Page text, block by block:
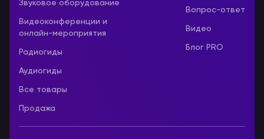
Звуковое оборудование
Видеоконференции и
онлайн-мероприятия
Радиогиды
Аудиогиды
Все товары
Продажа
Вопрос-ответ
Видео
Блог PRO